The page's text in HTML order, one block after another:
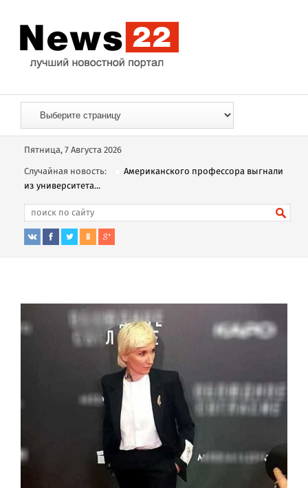
Пятница, 7 Августа 2026
Случайная новость:
Американского профессора выгнали
из университета...